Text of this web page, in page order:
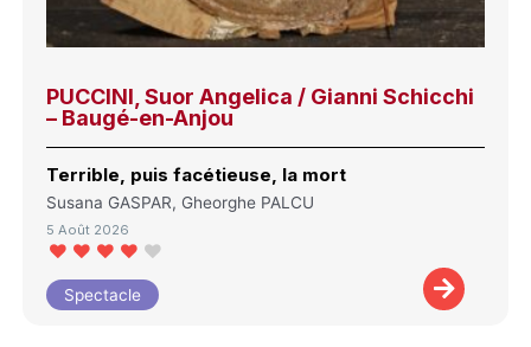
PUCCINI, Suor Angelica / Gianni Schicchi
– Baugé-en-Anjou
Terrible, puis facétieuse, la mort
Susana GASPAR, Gheorghe PALCU
5 Août 2026
Spectacle